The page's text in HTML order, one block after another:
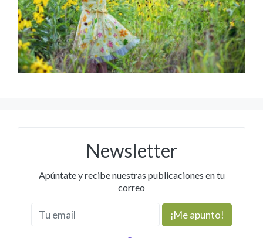
Newsletter
Apúntate y recibe nuestras publicaciones en tu
correo